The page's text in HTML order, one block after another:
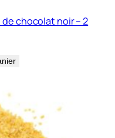
chocolat noir – 2